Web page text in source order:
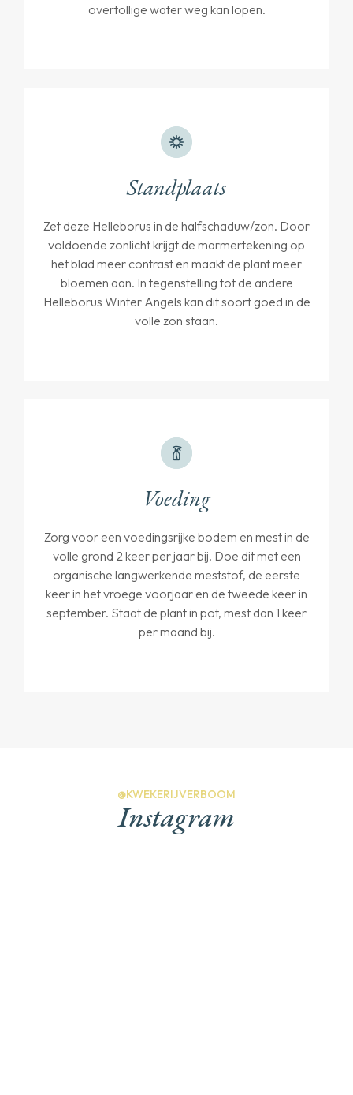
overtollige water weg kan lopen.
Standplaats
Zet deze Helleborus in de halfschaduw/zon. Door
voldoende zonlicht krijgt de marmertekening op
het blad meer contrast en maakt de plant meer
bloemen aan. In tegenstelling tot de andere
Helleborus Winter Angels kan dit soort goed in de
volle zon staan.
Voeding
Zorg voor een voedingsrijke bodem en mest in de
volle grond 2 keer per jaar bij. Doe dit met een
organische langwerkende meststof, de eerste
keer in het vroege voorjaar en de tweede keer in
september. Staat de plant in pot, mest dan 1 keer
per maand bij.
@KWEKERIJVERBOOM
Instagram